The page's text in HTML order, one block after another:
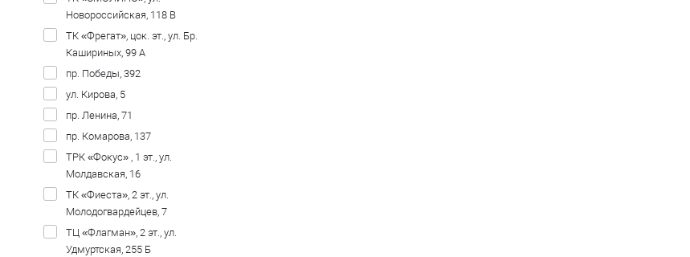
Новороссийская, 118 В
ТК «Фрегат», цок. эт., ул. Бр.
Кашириных, 99 А
пр. Победы, 392
ул. Кирова, 5
пр. Ленина, 71
пр. Комарова, 137
ТРК «Фокус» , 1 эт., ул.
Молдавская, 16
ТК «Фиеста», 2 эт., ул.
Молодогвардейцев, 7
ТЦ «Флагман», 2 эт., ул.
Удмуртская, 255 Б